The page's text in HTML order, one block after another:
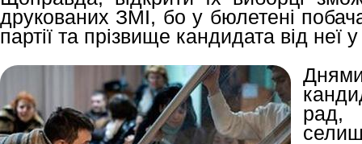
друкованих ЗМІ, бо у бюлетені
партії та прізвище кандидата від неї
рад,